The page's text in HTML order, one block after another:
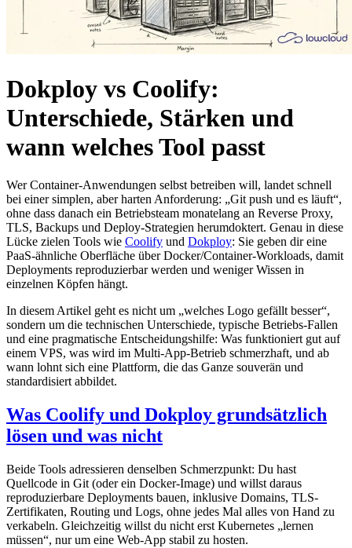
Dokploy vs Coolify:
Unterschiede, Stärken und
wann welches Tool passt
Wer Container-Anwendungen selbst betreiben will, landet schnell
bei einer simplen, aber harten Anforderung: „Git push und es läuft“,
ohne dass danach ein Betriebsteam monatelang an Reverse Proxy,
TLS, Backups und Deploy-Strategien herumdoktert. Genau in diese
Lücke zielen Tools wie Coolify und Dokploy: Sie geben dir eine
PaaS-ähnliche Oberfläche über Docker/Container-Workloads, damit
Deployments reproduzierbar werden und weniger Wissen in
einzelnen Köpfen hängt.
In diesem Artikel geht es nicht um „welches Logo gefällt besser“,
sondern um die technischen Unterschiede, typische Betriebs-Fallen
und eine pragmatische Entscheidungshilfe: Was funktioniert gut auf
einem VPS, was wird im Multi-App-Betrieb schmerzhaft, und ab
wann lohnt sich eine Plattform, die das Ganze souverän und
standardisiert abbildet.
Was Coolify und Dokploy grundsätzlich
lösen und was nicht
Beide Tools adressieren denselben Schmerzpunkt: Du hast
Quellcode in Git (oder ein Docker-Image) und willst daraus
reproduzierbare Deployments bauen, inklusive Domains, TLS-
Zertifikaten, Routing und Logs, ohne jedes Mal alles von Hand zu
verkabeln. Gleichzeitig willst du nicht erst Kubernetes „lernen
müssen“, nur um eine Web-App stabil zu hosten.